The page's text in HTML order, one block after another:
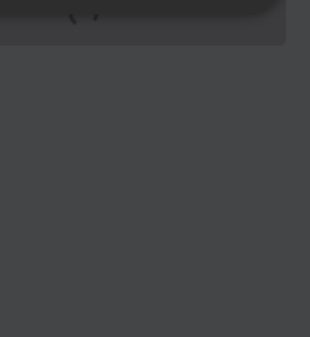
Spinning